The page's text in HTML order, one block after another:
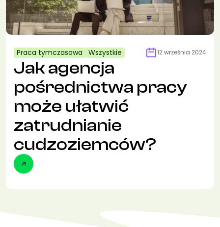
Praca tymczasowa Wszystkie 12 września 2024
Jak agencja
pośrednictwa pracy
może ułatwić
zatrudnianie
cudzoziemców?